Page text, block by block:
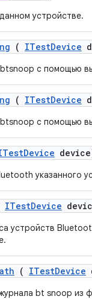
устройстве.
( ITestDevice
с помощью
( ITestDevice
с помощью
Device
указанного
ITestDevice
устройств
( ITestDevice
bt snoop из